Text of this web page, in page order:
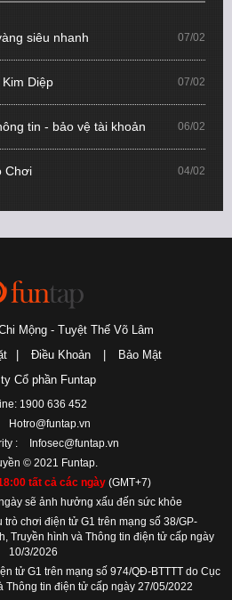
siêu nhanh 07/02
Diệp 07/02
tin - bảo vệ tài khoản 06/02
Chơi 04/02
Mộng - Tuyệt Thế Võ Lâm
Điều Khoản
Bảo Mật
Cổ phần Funtap
1900 636 452
Hotro@funtap.vn
:
Infosec@funtap.vn
© 2021 Funtap.
tất cả các ngày (GMT+7)
sẽ ảnh hưởng xấu đến sức khỏe
trò chơi điện tử G1 trên mạng số 38/GP-
Truyền hình và Thông tin điện tử cấp ngày
10/3/2026
tử G1 trên mạng số 974/QĐ-BTTTT do Cục
Thông tin điện tử cấp ngày 27/05/2022